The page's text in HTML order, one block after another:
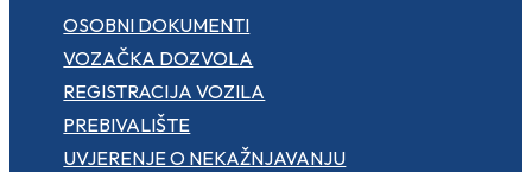
OSOBNI DOKUMENTI
VOZAČKA DOZVOLA
REGISTRACIJA VOZILA
PREBIVALIŠTE
UVJERENJE O NEKAŽNJAVANJU